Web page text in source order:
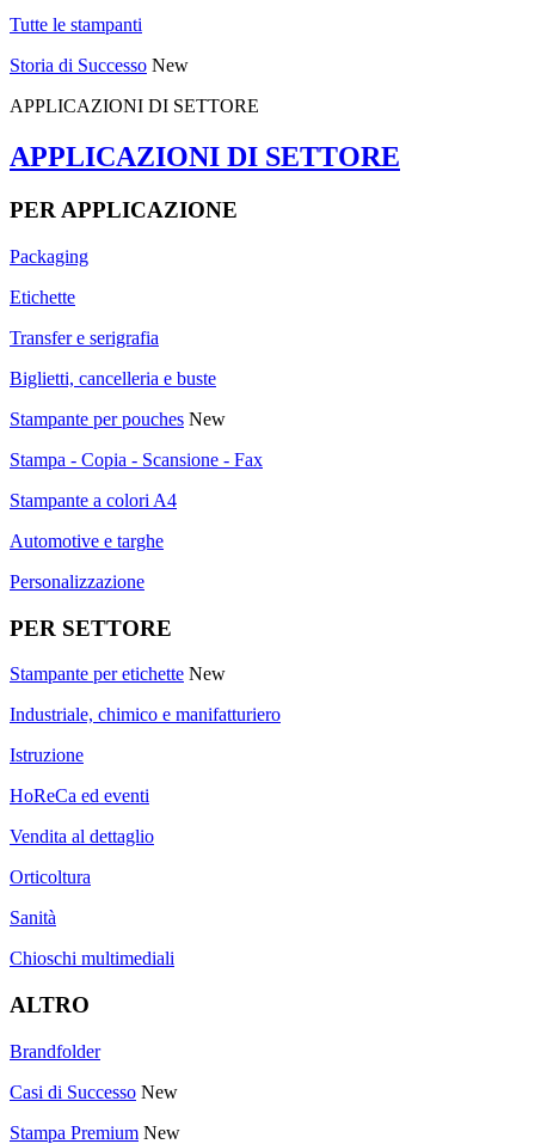
Tutte le stampanti
Storia di Successo New
APPLICAZIONI DI SETTORE
APPLICAZIONI DI SETTORE
PER APPLICAZIONE
Packaging
Etichette
Transfer e serigrafia
Biglietti, cancelleria e buste
Stampante per pouches New
Stampa - Copia - Scansione - Fax
Stampante a colori A4
Automotive e targhe
Personalizzazione
PER SETTORE
Stampante per etichette New
Industriale, chimico e manifatturiero
Istruzione
HoReCa ed eventi
Vendita al dettaglio
Orticoltura
Sanità
Chioschi multimediali
ALTRO
Brandfolder
Casi di Successo New
Stampa Premium New